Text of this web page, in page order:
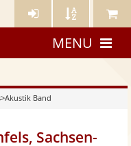
Künstler- Künstler Meine
MENU
>Akustik Band
Sachsen-